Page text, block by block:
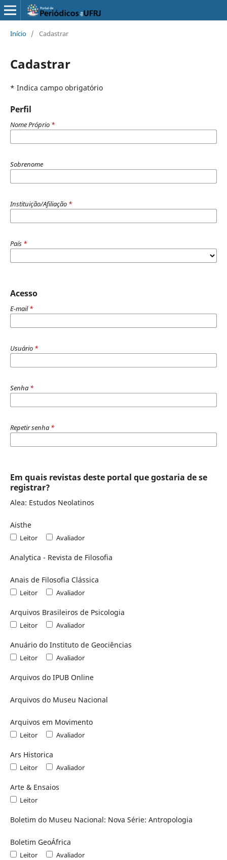
Início / Cadastrar
Cadastrar
* Indica campo obrigatório
Perfil
Nome Próprio *
Sobrenome
Instituição/Afiliação *
País *
Acesso
E-mail*
Usuário *
Senha *
Repetir senha *
Em quais revistas deste portal que gostaria de se
registrar?
Alea: Estudos Neolatinos
Aisthe
Leitor Avaliador
Analytica - Revista de Filosofia
Anais de Filosofia Clássica
Leitor Avaliador
Arquivos Brasileiros de Psicologia
Leitor Avaliador
Anuário do Instituto de Geociências
Leitor Avaliador
Arquivos do IPUB Online
Arquivos do Museu Nacional
Arquivos em Movimento
Leitor Avaliador
Ars Historica
Leitor Avaliador
Arte & Ensaios
Leitor
Boletim do Museu Nacional: Nova Série: Antropologia
Boletim GeoÁfrica
Leitor Avaliador